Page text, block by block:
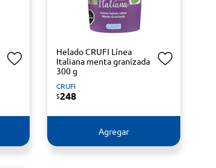
Helado CRUFI Línea
Italiana menta granizada
300 g
CRUFI
$248
Agregar